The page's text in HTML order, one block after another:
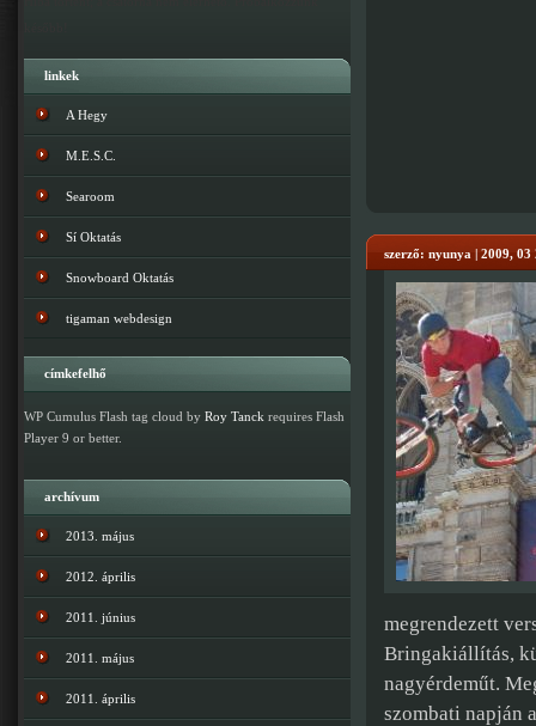
szerző: nyunya | 2009, 03
megrendezett
Bringakiállítás,
nagyérdeműt.
szombati napján
linkek
A Hegy
M.E.S.C.
Searoom
Sí Oktatás
Snowboard Oktatás
tigaman webdesign
címkefelhő
WP Cumulus Flash tag cloud by Roy Tanck requires Flash
Player 9 or better.
archívum
2013. május
2012. április
2011. június
2011. május
2011. április